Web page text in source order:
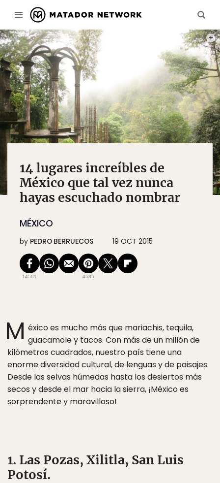
14 lugares increíbles de
México que tal vez nunca
hayas escuchado nombrar
MÉXICO
by PEDRO BERRUECOS 19 OCT 2015
14501 4585
M éxico es mucho más que mariachis, tequila,
guacamole y tacos. Con más de un millón de
kilómetros cuadrados, nuestro país tiene una
enorme diversidad cultural, de lenguas y de paisajes.
Desde las selvas húmedas hasta los desiertos más
secos y desde el mar hacia la sierra, ¡México es
sorprendente y maravilloso!
1. Las Pozas, Xilitla, San Luis
Potosí.